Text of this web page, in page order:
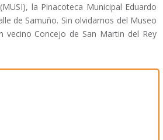
la Pinacoteca Municipal Eduardo
de Samuño. Sin olvidarnos del Museo
vecino Concejo de San Martin del Rey